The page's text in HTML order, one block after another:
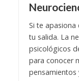
Si te
tu salida. La
psicológicos
para conocer